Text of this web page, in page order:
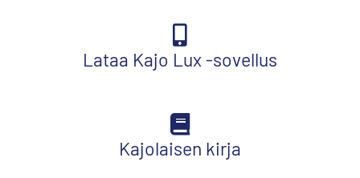
Lataa Kajo Lux -sovellus
Kajolaisen kirja